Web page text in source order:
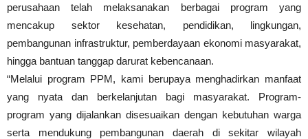
perusahaan telah melaksanakan berbagai program yang
mencakup sektor kesehatan, pendidikan, lingkungan,
pembangunan infrastruktur, pemberdayaan ekonomi masyarakat,
hingga bantuan tanggap darurat kebencanaan.
“Melalui program PPM, kami berupaya menghadirkan manfaat
yang nyata dan berkelanjutan bagi masyarakat. Program-
program yang dijalankan disesuaikan dengan kebutuhan warga
serta mendukung pembangunan daerah di sekitar wilayah